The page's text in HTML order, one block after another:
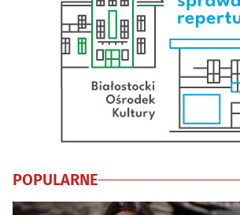
POPULARNE